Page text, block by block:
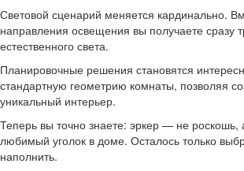
Световой сценарий меняется кардинально.
направления освещения вы получаете сразу
естественного света.
Планировочные решения становятся
стандартную геометрию комнаты, позволяя
уникальный интерьер.
Теперь вы точно знаете: эркер — не
любимый уголок в доме. Осталось только
наполнить.